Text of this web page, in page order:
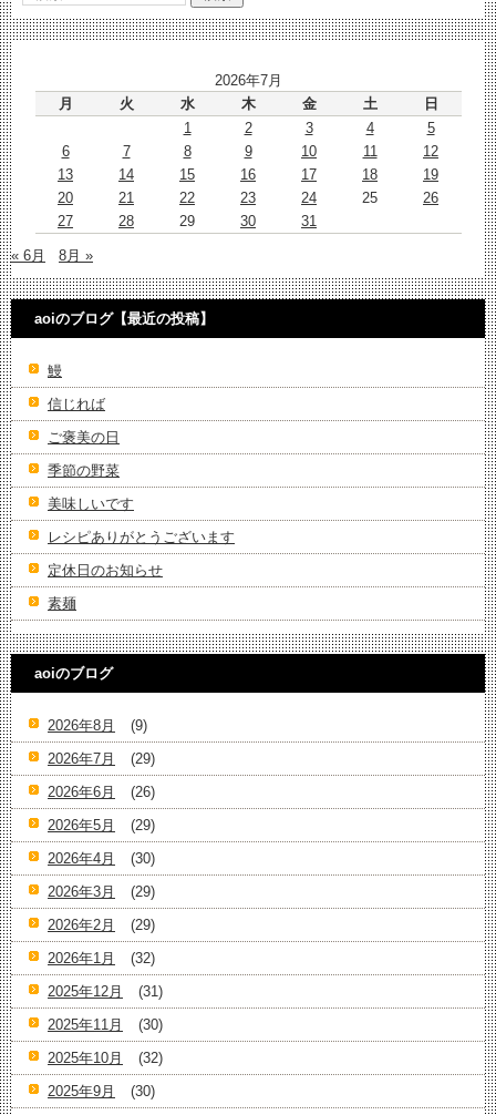
2026年7月
月
火 水 木 金 土
日
1
2 3 4
5
6
7 8 9 10 11
12
13
14 15 16 17 18
19
20
21 22 23 24 25
26
27
28 29 30 31
« 6月 8月 »
aoiのブログ【最近の投稿】
鰻
信じれば
ご褒美の日
季節の野菜
美味しいです
レシピありがとうございます
定休日のお知らせ
素麺
aoiのブログ
2026年8月
(9)
2026年7月
(29)
2026年6月
(26)
2026年5月
(29)
2026年4月
(30)
2026年3月
(29)
2026年2月
(29)
2026年1月
(32)
2025年12月
(31)
2025年11月
(30)
2025年10月
(32)
2025年9月
(30)